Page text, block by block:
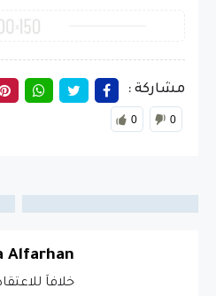
مشاركة :
0 0
Alfarhan
خلافاَ